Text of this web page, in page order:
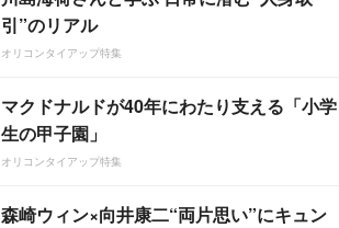
引”のリアル
オリコンタイアップ特集
マクドナルドが40年にわたり支える「小学
生の甲子園」
オリコンタイアップ特集
森崎ウィン×向井康二“両片思い”にキュン